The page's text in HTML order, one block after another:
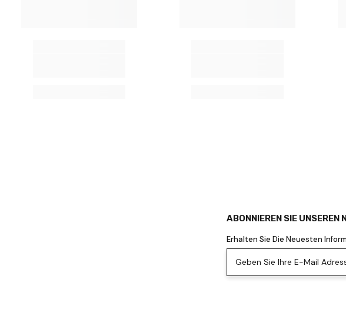
ABONNIEREN SIE UNSEREN
Erhalten Sie Die Neuesten
Geben Sie Ihre E-Mail